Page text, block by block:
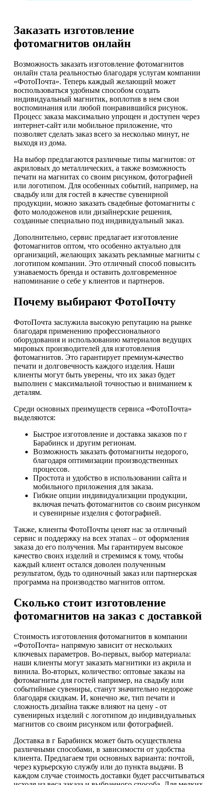
Заказать изготовление
фотомагнитов онлайн
Возможность заказать изготовление фотомагнитов
онлайн стала реальностью благодаря услугам компании
«ФотоПочта». Теперь каждый желающий может
воспользоваться удобным способом создать
индивидуальный магнитик, воплотив в нем свои
воспоминания или любой понравившийся рисунок.
Процесс заказа максимально упрощен и доступен через
интернет-сайт или мобильное приложение, что
позволяет сделать заказ всего за несколько минут, не
выходя из дома.
На выбор предлагаются различные типы магнитов: от
акриловых до металлических, а также возможность
печати на магнитах со своим рисунком, фотографией
или логотипом. Для особенных событий, например, на
свадьбу или для гостей в качестве сувенирной
продукции, можно заказать свадебные фотомагниты с
фото молодоженов или дизайнерские решения,
созданные специально под индивидуальный заказ.
Дополнительно, сервис предлагает изготовление
фотомагнитов оптом, что особенно актуально для
организаций, желающих заказать рекламные магниты с
логотипом компании. Это отличный способ повысить
узнаваемость бренда и оставить долговременное
напоминание о себе у клиентов и партнеров.
Почему выбирают ФотоПочту
ФотоПочта заслужила высокую репутацию на рынке
благодаря применению профессионального
оборудования и использованию материалов ведущих
мировых производителей для изготовления
фотомагнитов. Это гарантирует премиум-качество
печати и долговечность каждого изделия. Наши
клиенты могут быть уверены, что их заказ будет
выполнен с максимальной точностью и вниманием к
деталям.
Среди основных преимуществ сервиса «ФотоПочта»
выделяются:
Быстрое изготовление и доставка заказов по г
Барабинск и другим регионам.
Возможность заказать фотомагниты недорого,
благодаря оптимизации производственных
процессов.
Простота и удобство в использовании сайта и
мобильного приложения для заказа.
Гибкие опции индивидуализации продукции,
включая печать фотомагнитов со своим рисунком
и сувенирные изделия с фотографией.
Также, клиенты ФотоПочты ценят нас за отличный
сервис и поддержку на всех этапах – от оформления
заказа до его получения. Мы гарантируем высокое
качество своих изделий и стремимся к тому, чтобы
каждый клиент остался доволен полученным
результатом, будь то одиночный заказ или партнерская
программа на производство магнитов оптом.
Сколько стоит изготовление
фотомагнитов на заказ с доставкой
Стоимость изготовления фотомагнитов в компании
«ФотоПочта» напрямую зависит от нескольких
ключевых параметров. Во-первых, выбор материала:
наши клиенты могут заказать магнитики из акрила и
винила. Во-вторых, количество: оптовые заказы на
фотомагниты для гостей например, на свадьбу или
событийные сувениры, станут значительно недороже
благодаря скидкам. И, конечно же, тип печати и
сложность дизайна также влияют на цену - от
сувенирных изделий с логотипом до индивидуальных
магнитов со своим рисунком или фотографией.
Доставка в г Барабинск может быть осуществлена
различными способами, в зависимости от удобства
клиента. Предлагаем три основных варианта: почтой,
через курьерскую службу или до пункта выдачи. В
каждом случае стоимость доставки будет рассчитываться